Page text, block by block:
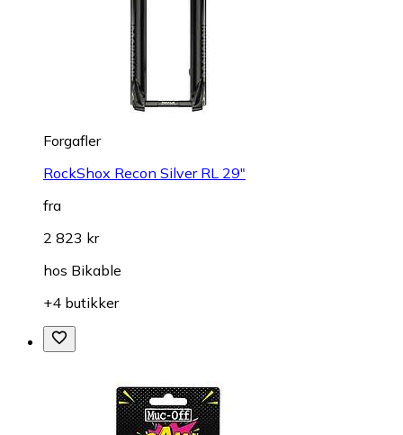
Forgafler
RockShox Recon Silver RL 29"
fra
2 823 kr
hos Bikable
+4 butikker